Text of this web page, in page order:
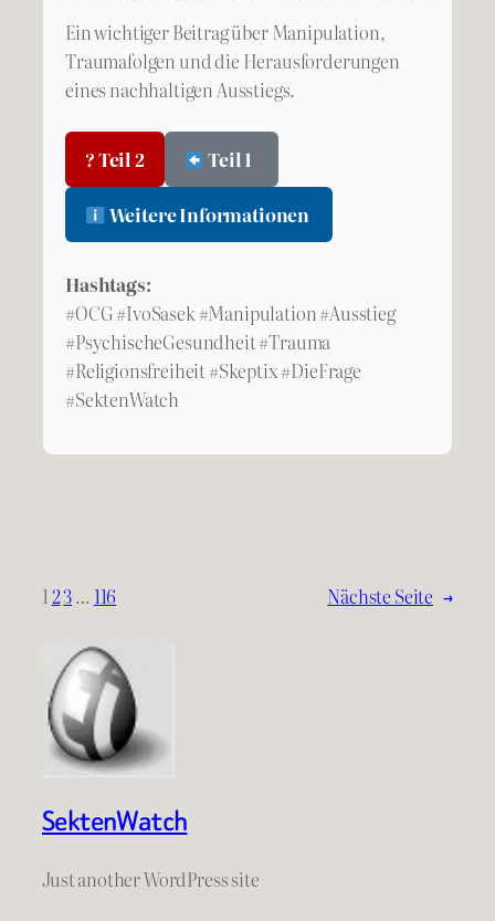
Ein wichtiger Beitrag über Manipulation,
Traumafolgen und die Herausforderungen
eines nachhaltigen Ausstiegs.
? Teil 2 Teil 1
Weitere Informationen
Hashtags:
#OCG #IvoSasek #Manipulation #Ausstieg
#PsychischeGesundheit #Trauma
#Religionsfreiheit #Skeptix #DieFrage
#SektenWatch
1 23… 116 Nächste Seite →
SektenWatch
Just another WordPress site